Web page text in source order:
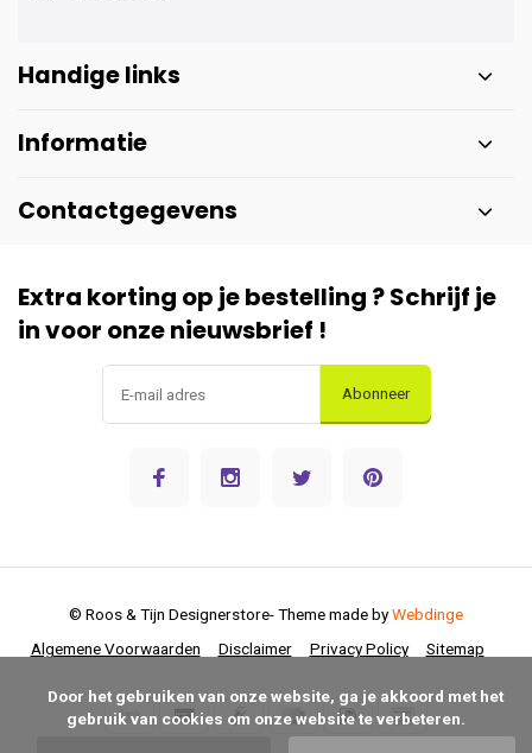
Handige links
Informatie
Contactgegevens
Extra korting op je bestelling ? Schrijf je
in voor onze nieuwsbrief !
Abonneer
Algemene Voorwaarden Disclaimer Privacy Policy Sitemap
© Roos & Tijn Designerstore- Theme made byWebdinge
gebruik van cookies om onze website te verbeteren.